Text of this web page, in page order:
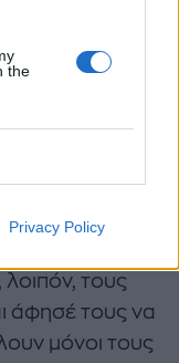
the
Privacy Policy
αυτό με τους
ποσότητες
τους
άφησέ τους να
μόνοι τους